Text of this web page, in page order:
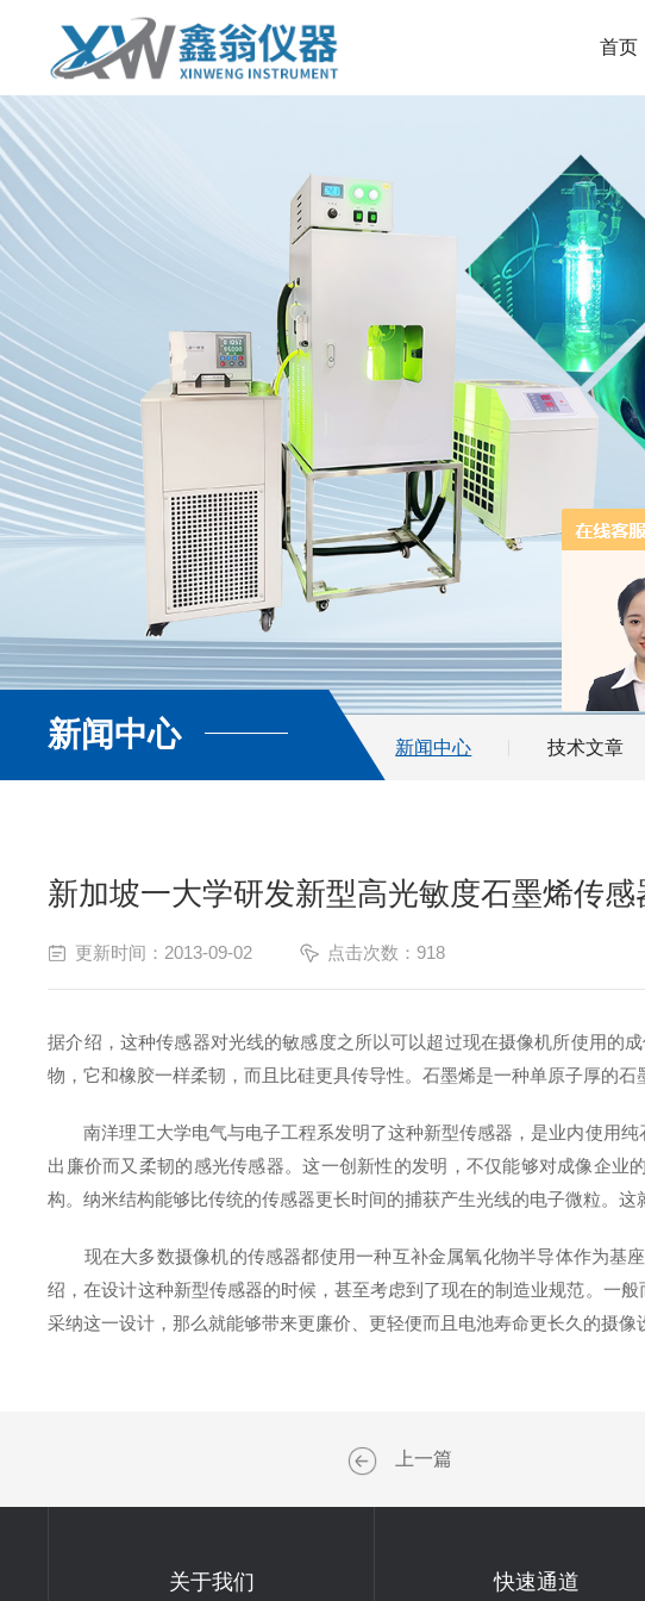
首页
查看更多
新闻中心 新闻中心 技术文章
新加坡一大学研发新型高光敏度石墨烯传感
更新时间：2013-09-02 点击次数：918
据介绍，这种传感器对光线的敏感度之所以可以超过现在摄像机所使用的
物，它和橡胶一样柔韧，而且比硅更具传导性。石墨烯是一种单原子厚的石
南洋理工大学电气与电子工程系发明了这种新型传感器，是业内使用纯
出廉价而又柔韧的感光传感器。这一创新性的发明，不仅能够对成像企业
构。纳米结构能够比传统的传感器更长时间的捕获产生光线的电子微粒。
现在大多数摄像机的传感器都使用一种互补金属氧化物半导体作为基
绍，在设计这种新型传感器的时候，甚至考虑到了现在的制造业规范。一
采纳这一设计，那么就能够带来更廉价、更轻便而且电池寿命更长久的摄像
上一篇
关于我们 快速通道